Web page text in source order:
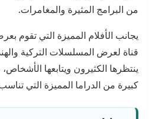
من البرامج المثيرة والمغامرات.
يجانب الأفلام المميزة التي تقوم
قناة لعرض المسلسلات التركية
ينتظرها الكثيرون ويتابعها
كبيرة من الدراما المميزة التي